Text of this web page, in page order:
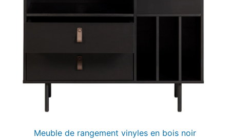
Meuble de rangement vinyles en bois noir